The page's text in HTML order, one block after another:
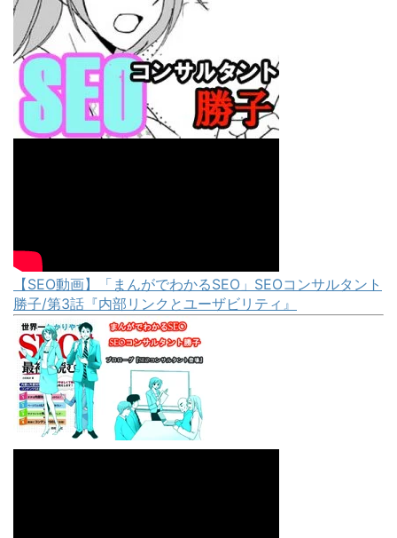
【SEO動画】「まんがでわかるSEO」SEOコンサルタント
勝子/第3話『内部リンクとユーザビリティ』